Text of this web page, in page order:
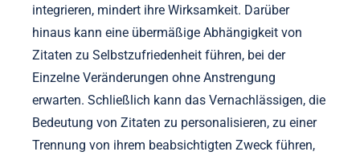
integrieren, mindert ihre Wirksamkeit. Darüber
hinaus kann eine übermäßige Abhängigkeit von
Zitaten zu Selbstzufriedenheit führen, bei der
Einzelne Veränderungen ohne Anstrengung
erwarten. Schließlich kann das Vernachlässigen, die
Bedeutung von Zitaten zu personalisieren, zu einer
Trennung von ihrem beabsichtigten Zweck führen,